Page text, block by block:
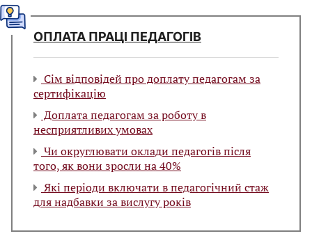
ОПЛАТА ПРАЦІ ПЕДАГОГІВ
Сім відповідей про доплату педагогам за
сертифікацію
Доплата педагогам за роботу в
несприятливих умовах
Чи округлювати оклади педагогів після
того, як вони зросли на 40%
Які періоди включати в педагогічний стаж
для надбавки за вислугу років